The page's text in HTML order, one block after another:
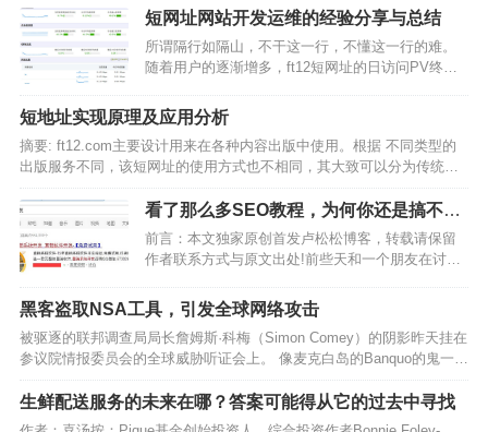
最早，在松哥博客上学习各种建站和优化技术、运
营技巧。踏踏实实专研了两年技术以后，开始做自
己的个人工作室，然…
短网址网站开发运维的经验分享与总结
所谓隔行如隔山，不干这一行，不懂这一行的难。
随着用户的逐渐增多，ft12短网址的日访问PV终于
是自己的短网址站得到了广大用户的认可，忧的是
如何处理这么大的流量。期间，服务器分别经历了
内存报警、I…
短地址实现原理及应用分析
摘要: ft12.com主要设计用来在各种内容出版中使用。根据 不同类型的
出版服务不同，该短网址的使用方式也不相同，其大致可以分为传统纸
质出版、电子出版和在二维码中的应用。…
看了那么多SEO教程，为何你还是搞不定
排名？
前言：本文独家原创首发卢松松博客，转载请保留
作者联系方式与原文出处!前些天和一个朋友在讨论
年买了一套SEO教程自学，到目前为止，差不多将
近一年了，排名还是非常的不好(几乎没有排名)。我
问他既然看…
黑客盗取NSA工具，引发全球网络攻击
被驱逐的联邦调查局局长詹姆斯·科梅（Simon Comey）的阴影昨天挂在
参议院情报委员会的全球威胁听证会上。 像麦克白岛的Banquo的鬼一
样，Comey的缺席无处不在。 但这不是当今最超现实的方面。 这是在
内部威胁越来越严重和可怕的时候…
生鲜配送服务的未来在哪？答案可能得从它的过去中寻找